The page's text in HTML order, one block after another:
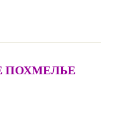
ПОХМЕЛЬЕ